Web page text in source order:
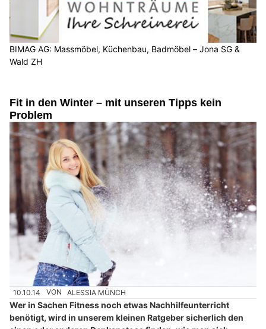
BIMAG AG: Massmöbel, Küchenbau, Badmöbel – Jona SG &
Wald ZH
Fit in den Winter – mit unseren Tipps kein
Problem
10.10.14 VON ALESSIA MÜNCH
Wer in Sachen Fitness noch etwas Nachhilfeunterricht
benötigt, wird in unserem kleinen Ratgeber sicherlich den